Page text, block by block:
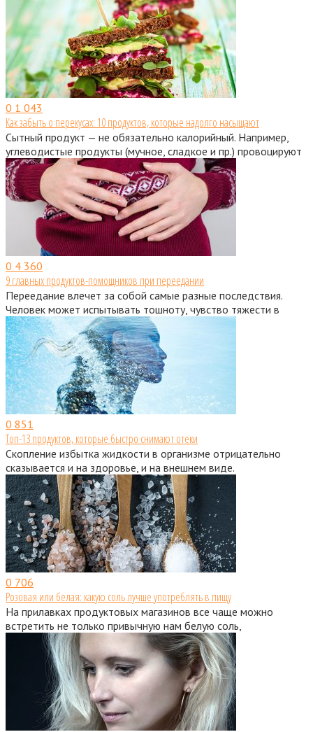
0 1 043
Как забыть о перекусах: 10 продуктов, которые надолго насыщают
Сытный продукт — не обязательно калорийный. Например,
углеводистые продукты (мучное, сладкое и пр.) провоцируют
0 4 360
9 главных продуктов-помощников при переедании
Переедание влечет за собой самые разные последствия.
Человек может испытывать тошноту, чувство тяжести в
0 851
Топ-13 продуктов, которые быстро снимают отеки
Скопление избытка жидкости в организме отрицательно
сказывается и на здоровье, и на внешнем виде.
0 706
Розовая или белая: какую соль лучше употреблять в пищу
На прилавках продуктовых магазинов все чаще можно
встретить не только привычную нам белую соль,